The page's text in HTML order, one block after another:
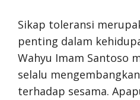
Sikap toleransi
penting dalam
Wahyu Imam Santoso
selalu
terhadap sesama.